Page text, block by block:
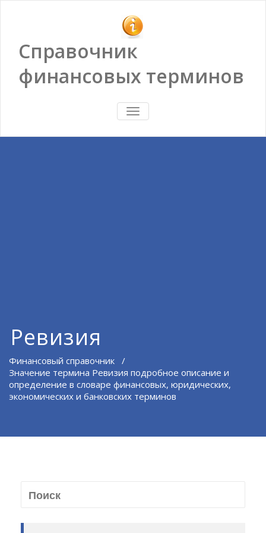
Справочник
финансовых терминов
ПОКАЗАТЬ/
СКРЫТЬ
Ревизия
Финансовый справочник /
Значение термина Ревизия подробное описание и
определение в словаре финансовых, юридических,
экономических и банковских терминов